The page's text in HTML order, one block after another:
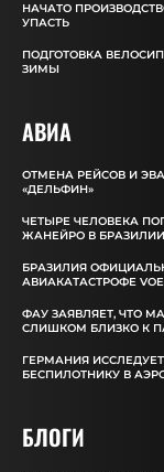
НАЧАТО
УПАСТЬ
ПОДГОТОВКА
ЗИМЫ
АВИА
ОТМЕНА РЕЙСОВ И
«ДЕЛЬФИН»
ЧЕТЫРЕ ЧЕЛОВЕКА
ЖАНЕЙРО В
БРАЗИЛИЯ
АВИАКАТАСТРОФЕ
ФАУ ЗАЯВЛЯЕТ, ЧТО
СЛИШКОМ БЛИЗКО К
ГЕРМАНИЯ
БЕСПИЛОТНИКУ В
БЛОГИ